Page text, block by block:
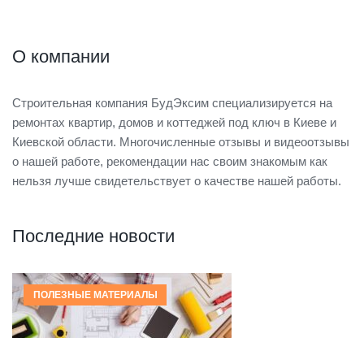
О компании
Строительная компания БудЭксим специализируется на
ремонтах квартир, домов и коттеджей под ключ в Киеве и
Киевской области. Многочисленные отзывы и видеоотзывы
о нашей работе, рекомендации нас своим знакомым как
нельзя лучше свидетельствует о качестве нашей работы.
Последние новости
ПОЛЕЗНЫЕ МАТЕРИАЛЫ